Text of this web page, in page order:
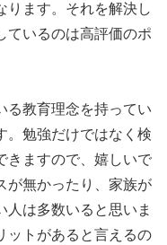
ります。それを解決し
ているのは高評価のポ
る教育理念を持ってい
。勉強だけではなく検
きますので、嬉しいで
が無かったり、家族が
人は多数いると思いま
ットがあると言えるの